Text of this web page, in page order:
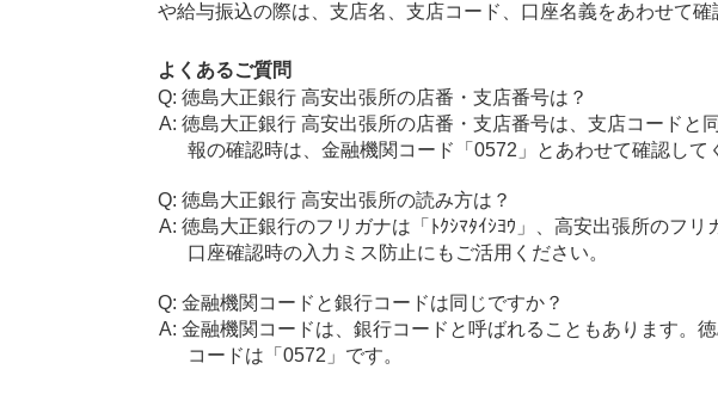
や給与振込の際は、支店名、支店コード、口座名義をあわせて確
よくあるご質問
徳島大正銀行 高安出張所の店番・支店番号は？
徳島大正銀行 高安出張所の店番・支店番号は、支店コードと
報の確認時は、金融機関コード「0572」とあわせて確認して
徳島大正銀行 高安出張所の読み方は？
徳島大正銀行のフリガナは「ﾄｸｼﾏﾀｲｼﾖｳ」、高安出張所のフ
口座確認時の入力ミス防止にもご活用ください。
金融機関コードと銀行コードは同じですか？
金融機関コードは、銀行コードと呼ばれることもあります。
コードは「0572」です。